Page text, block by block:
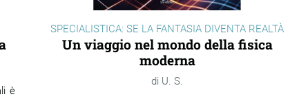
è
SPECIALISTICA: SE LA FANTASIA DIVENTA REALTÀ
Un viaggio nel mondo della fisica
moderna
U. S.